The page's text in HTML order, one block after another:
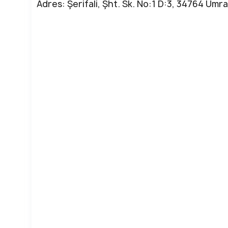
Adres: Şerifali, Şht. Sk. No:1 D:3, 34764